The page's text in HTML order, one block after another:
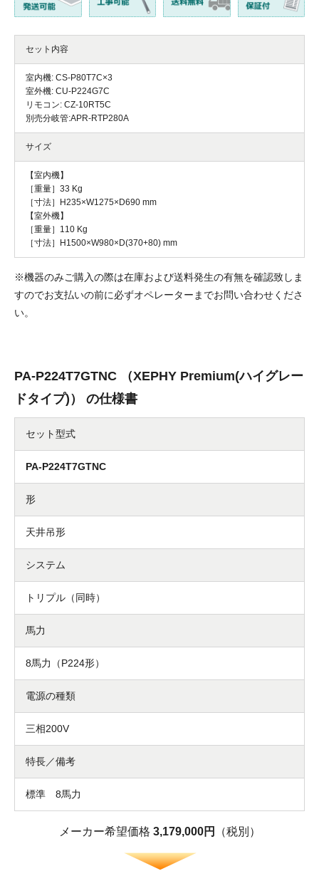
セット内容
室内機: CS-P80T7C×3
室外機: CU-P224G7C
リモコン: CZ-10RT5C
別売分岐管:APR-RTP280A
サイズ
【室内機】
［重量］33 Kg
［寸法］H235×W1275×D690 mm
【室外機】
［重量］110 Kg
［寸法］H1500×W980×D(370+80) mm
※機器のみご購入の際は在庫および送料発生の有無を確認致しま
すのでお支払いの前に必ずオペレーターまでお問い合わせくださ
い。
PA-P224T7GTNC （XEPHY Premium(ハイグレー
ドタイプ)） の仕様書
セット型式
PA-P224T7GTNC
形
天井吊形
システム
トリプル（同時）
馬力
8馬力（P224形）
電源の種類
三相200V
特長／備考
標準 8馬力
メーカー希望価格 3,179,000円 （税別）